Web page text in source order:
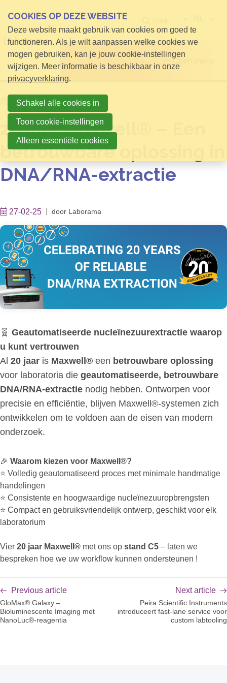
Open menu
HomeInfo voor Bezoekers
20 jaar Maxwell® – Een
betrouwbare oplossing in
DNA/RNA-extractie
27-02-25 door Laborama
🧬 Geautomatiseerde nucleïnezuurextractie waarop
u kunt vertrouwen
Al 20 jaar is Maxwell® een betrouwbare oplossing
voor laboratoria die geautomatiseerde, betrouwbare
DNA/RNA-extractie nodig hebben. Ontworpen voor
precisie en efficiëntie, blijven Maxwell®-systemen zich
ontwikkelen om te voldoen aan de eisen van modern
onderzoek.
🎉 Waarom kiezen voor Maxwell®?
⭐ Volledig geautomatiseerd proces met minimale handmatige
handelingen
⭐ Consistente en hoogwaardige nucleïnezuuropbrengsten
⭐ Compact en gebruiksvriendelijk ontwerp, geschikt voor elk
laboratorium
Vier 20 jaar Maxwell® met ons op stand C5 – laten we
bespreken hoe we uw workflow kunnen ondersteunen !
Previous article
GloMax® Galaxy –
Bioluminescente Imaging met
NanoLuc®-reagentia
Next article
Peira Scientific Instruments
introduceert fast-lane service voor
custom labtooling
COOKIES OP DEZE WEBSITE
Deze website maakt gebruik van cookies om goed te
functioneren. Als je wilt aanpassen welke cookies we
mogen gebruiken, kan je jouw cookie-instellingen
wijzigen. Meer informatie is beschikbaar in onze
privacyverklaring.
Schakel alle cookies in
Toon cookie-instellingen
Alleen essentiële cookies